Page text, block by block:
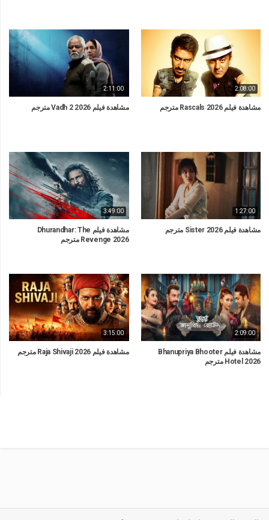
2:08:00
مشاهدة فيلم Rascals 2026 مترجم
2:11:00
مشاهدة فيلم Vadh 2 2026 مترجم
1:27:00
مشاهدة فيلم Sister 2026 مترجم
3:49:00
مشاهدة فيلم Dhurandhar: The
Revenge 2026 مترجم
2:09:00
مشاهدة فيلم Bhanupriya Bhooter
Hotel 2026 مترجم
3:15:00
مشاهدة فيلم Raja Shivaji 2026 مترجم